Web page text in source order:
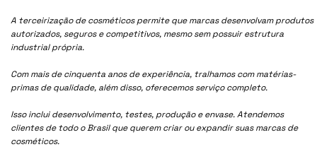
A terceirização de cosméticos permite que marcas desenvolvam produtos
autorizados, seguros e competitivos, mesmo sem possuir estrutura
industrial própria.
Com mais de cinquenta anos de experiência, tralhamos com matérias-
primas de qualidade, além disso, oferecemos serviço completo.
Isso inclui desenvolvimento, testes, produção e envase. Atendemos
clientes de todo o Brasil que querem criar ou expandir suas marcas de
cosméticos.